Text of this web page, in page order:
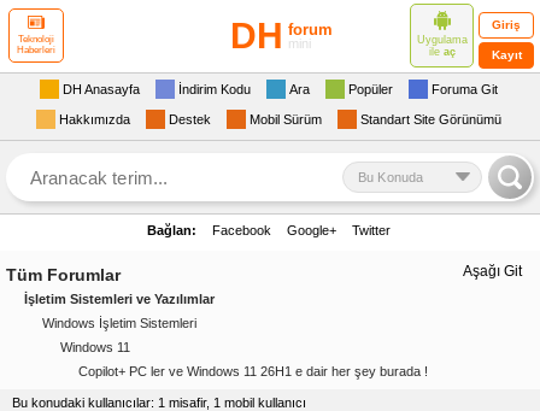
Teknoloji
Haberleri
DH forum
mini
Uygulama
ile aç
Giriş
Kayıt
DH Anasayfa İndirim Kodu Ara Popüler Foruma Git
Hakkımızda Destek Mobil Sürüm Standart Site Görünümü
Bu Konuda
Bağlan: Facebook Google+ Twitter
Aşağı Git
Tüm Forumlar
İşletim Sistemleri ve Yazılımlar
Windows İşletim Sistemleri
Windows 11
Copilot+ PC ler ve Windows 11 26H1 e dair her şey burada !
Bu konudaki kullanıcılar: 1 misafir, 1 mobil kullanıcı